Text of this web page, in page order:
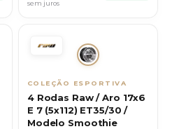
sem juros
COLEÇÃO ESPORTIVA
4 Rodas Raw / Aro 17x6
E 7 (5x112) ET35/30 /
Modelo Smoothie